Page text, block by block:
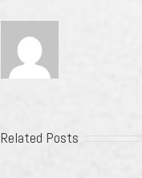
Related Posts